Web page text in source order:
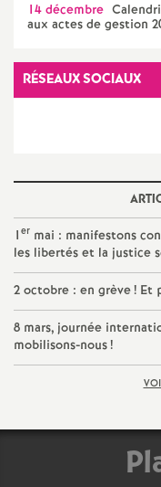
14 décembre
aux actes de gestion
RÉSEAUX SOCIAUX
1er mai : manifestons
les libertés et la justice
2 octobre : en grève! Et
8 mars, journée
mobilisons-nous!